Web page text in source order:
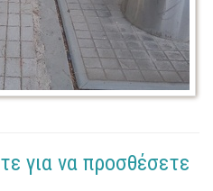
για να προσθέσετε